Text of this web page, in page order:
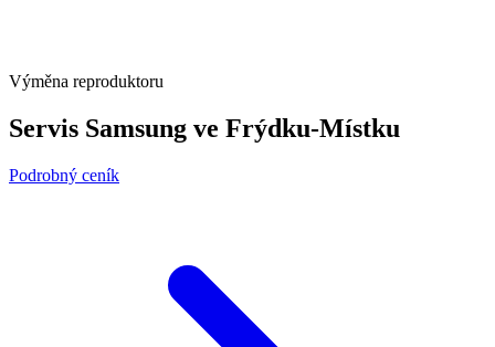
Výměna reproduktoru
Servis Samsung ve Frýdku-Místku
Podrobný ceník